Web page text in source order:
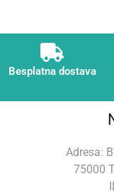
Besplatna dostava
Adresa:
75000